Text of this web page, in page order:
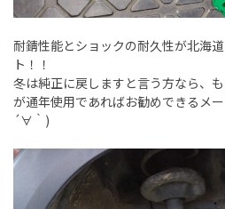
耐錆性能とショックの耐久性が北海
ト！！
冬は純正に戻しますと言う方なら、
が通年使用であればお勧めできるメ
´∀｀)